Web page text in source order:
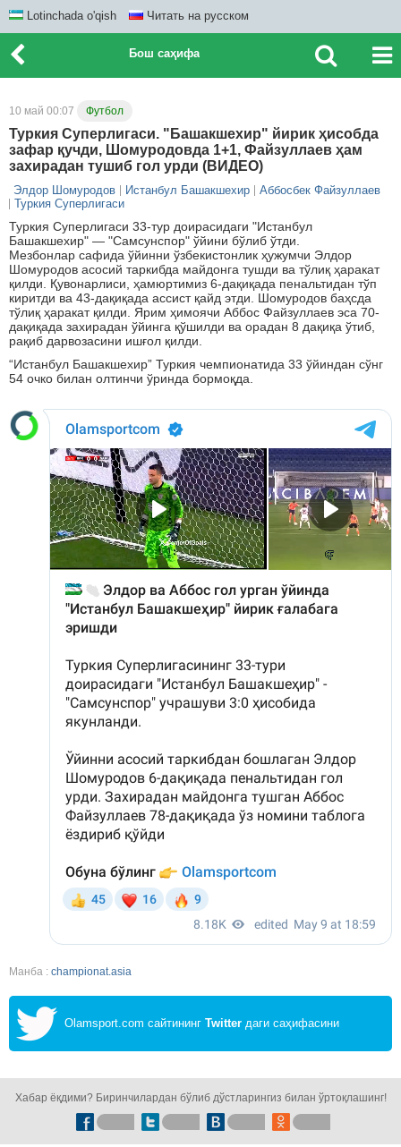
Lotinchada o'qish Читать на русском
Бош саҳифа
10 май 00:07 Футбол
Туркия Суперлигаси. "Башакшехир" йирик ҳисобда
зафар қучди, Шомуродовда 1+1, Файзуллаев ҳам
захирадан тушиб гол урди (ВИДЕО)
Элдор Шомуродов Истанбул Башакшехир
Аббосбек Файзуллаев
Туркия Суперлигаси
Туркия Суперлигаси 33-тур доирасидаги "Истанбул
Башакшехир" — "Самсунспор" ўйини бўлиб ўтди.
Мезбонлар сафида ўйинни ўзбекистонлик ҳужумчи Элдор
Шомуродов асосий таркибда майдонга тушди ва тўлиқ ҳаракат
қилди. Қувонарлиси, ҳамюртимиз 6-дақиқада пенальтидан тўп
киритди ва 43-дақиқада ассист қайд этди. Шомуродов баҳсда
тўлиқ ҳаракат қилди. Ярим ҳимоячи Аббос Файзуллаев эса 70-
дақиқада захирадан ўйинга қўшилди ва орадан 8 дақиқа ўтиб,
рақиб дарвозасини ишғол қилди.
“Истанбул Башакшехир” Туркия чемпионатида 33 ўйиндан сўнг
54 очко билан олтинчи ўринда бормоқда.
Манба : championat.asia
Olamsport.com сайтининг Twitter даги саҳифасини
Хабар ёқдими? Биринчилардан бўлиб дўстларингиз билан ўртоқлашинг!